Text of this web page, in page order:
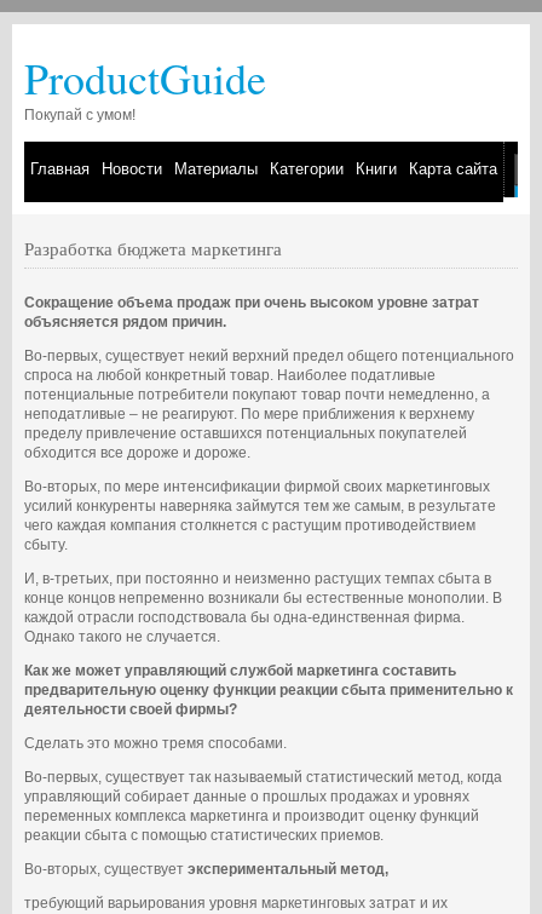
ProductGuide
Покупай с умом!
Главная Новости Материалы Категории Книги Карта сайта
Разработка бюджета маркетинга
Сокращение объема продаж при очень высоком уровне затрат
объясняется рядом причин.
Во-первых, существует некий верхний предел общего потенциального
спроса на любой конкретный товар. Наиболее податливые
потенциальные потребители покупают товар почти немедленно, а
неподатливые – не реагируют. По мере приближения к верхнему
пределу привлечение оставшихся потенциальных покупателей
обходится все дороже и дороже.
Во-вторых, по мере интенсификации фирмой своих маркетинговых
усилий конкуренты наверняка займутся тем же самым, в результате
чего каждая компания столкнется с растущим противодействием
сбыту.
И, в-третьих, при постоянно и неизменно растущих темпах сбыта в
конце концов непременно возникали бы естественные монополии. В
каждой отрасли господствовала бы одна-единственная фирма.
Однако такого не случается.
Как же может управляющий службой маркетинга составить
предварительную оценку функции реакции сбыта применительно к
деятельности своей фирмы?
Сделать это можно тремя способами.
Во-первых, существует так называемый статистический метод, когда
управляющий собирает данные о прошлых продажах и уровнях
переменных комплекса маркетинга и производит оценку функций
реакции сбыта с помощью статистических приемов.
Во-вторых, существует экспериментальный метод,
требующий варьирования уровня маркетинговых затрат и их